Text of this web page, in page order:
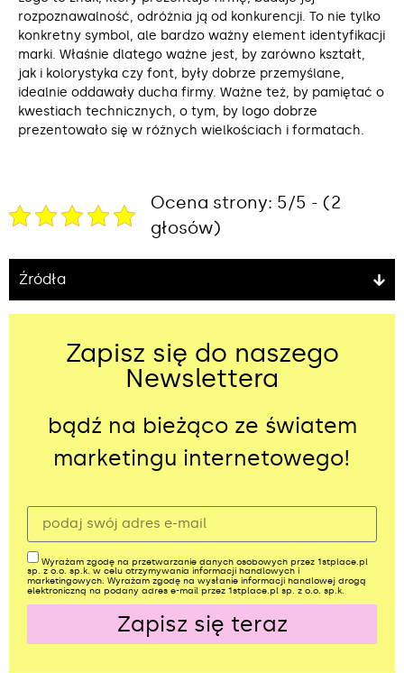
rozpoznawalność, odróżnia ją od konkurencji. To nie tylko
konkretny symbol, ale bardzo ważny element identyfikacji
marki. Właśnie dlatego ważne jest, by zarówno kształt,
jak i kolorystyka czy font, były dobrze przemyślane,
idealnie oddawały ducha firmy. Ważne też, by pamiętać o
kwestiach technicznych, o tym, by logo dobrze
prezentowało się w różnych wielkościach i formatach.
Ocena strony: 5/5 - (2
głosów)
Źródła
Zapisz się do naszego
Newslettera
bądź na bieżąco ze światem
marketingu internetowego!
Wyrażam zgodę na przetwarzanie danych osobowych przez 1stplace.pl
sp. z o.o. sp.k. w celu otrzymywania informacji handlowych i
marketingowych. Wyrażam zgodę na wysłanie informacji handlowej drogą
elektroniczną na podany adres e-mail przez 1stplace.pl sp. z o.o. sp.k.
Zapisz się teraz